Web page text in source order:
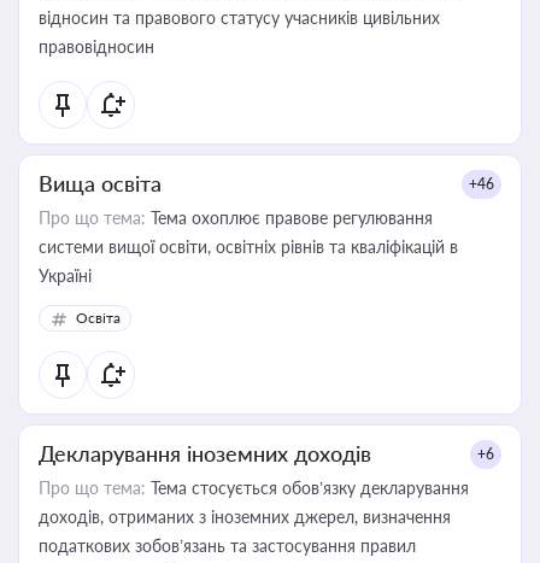
відносин та правового статусу учасників цивільних
правовідносин
Вища освіта +46
Про що тема: Тема охоплює правове регулювання
системи вищої освіти, освітніх рівнів та кваліфікацій в
Україні
Освіта
Декларування іноземних доходів +6
Про що тема: Тема стосується обов’язку декларування
доходів, отриманих з іноземних джерел, визначення
податкових зобов’язань та застосування правил